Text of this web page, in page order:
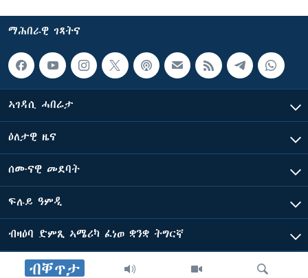
ብቐጥታ
ማሕበራዊ ገጻትና
ኣገዳሲ ሓበሬታ
ዕለታዊ ዜና
ሰሙናዊ መደባት
ፍሉይ ዓምዲ
ብዛዕባ ድምጺ ኣሜሪካ ፈነወ ቋንቋ ትግርኛ
ድምጺ ኣመሪካ ብመሰል ጸሓፊ ዝተሓለወዩ።